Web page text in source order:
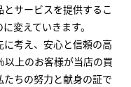
サービスを提供するこ
変えていきます。
考え、安心と信頼の高
上のお客様が当店の買
ちの努力と献身の証で